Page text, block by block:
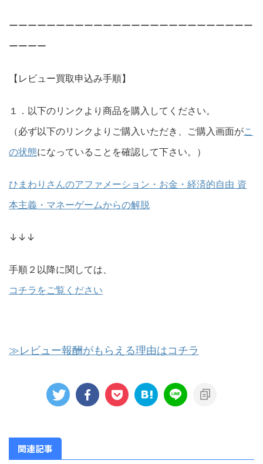
ーーーーーーーーーーーーーーーーーーーーーーーーーー
ーーーー
【レビュー買取申込み手順】
１．以下のリンクより商品を購入してください。
（必ず以下のリンクよりご購入いただき、ご購入画面がこ
の状態になっていることを確認して下さい。）
ひまわりさんのアファメーション・お金・経済的自由 資
本主義・マネーゲームからの解脱
↓↓↓
手順２以降に関しては、
コチラをご覧ください
≫レビュー報酬がもらえる理由はコチラ
関連記事